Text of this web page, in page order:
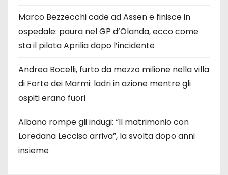
Marco Bezzecchi cade ad Assen e finisce in
ospedale: paura nel GP d’Olanda, ecco come
sta il pilota Aprilia dopo l’incidente
Andrea Bocelli, furto da mezzo milione nella villa
di Forte dei Marmi: ladri in azione mentre gli
ospiti erano fuori
Albano rompe gli indugi: “Il matrimonio con
Loredana Lecciso arriva”, la svolta dopo anni
insieme